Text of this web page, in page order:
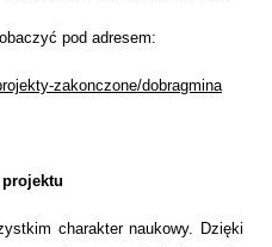
pod adresem:
zakonczone/dobragmina
charakter naukowy. Dzięki